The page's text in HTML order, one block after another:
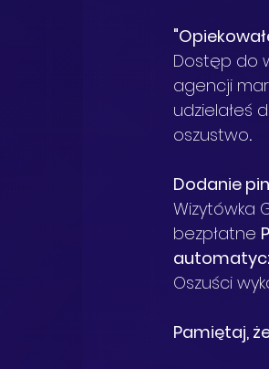
Dostęp do
agencji
udzielałeś
oszustwo.
Dodanie
Wizytówka
bezpłatne
Oszuści
Pamiętaj,